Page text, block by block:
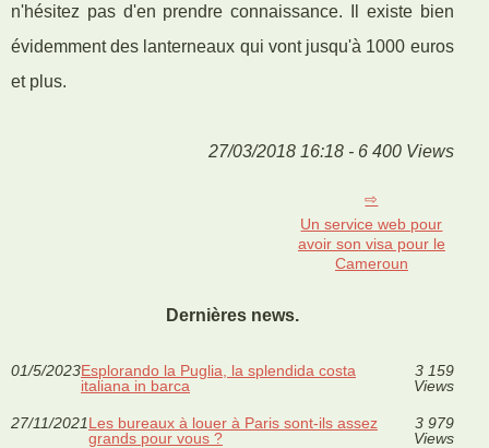
n'hésitez pas d'en prendre connaissance. Il existe bien
évidemment des lanterneaux qui vont jusqu'à 1000 euros
et plus.
27/03/2018 16:18 - 6 400 Views
Un service web pour
avoir son visa pour le
Cameroun
Dernières news.
01/5/2023Esplorando la Puglia, la splendida costa
italiana in barca
3 159
Views
27/11/2021Les bureaux à louer à Paris sont-ils assez
grands pour vous ?
3 979
Views